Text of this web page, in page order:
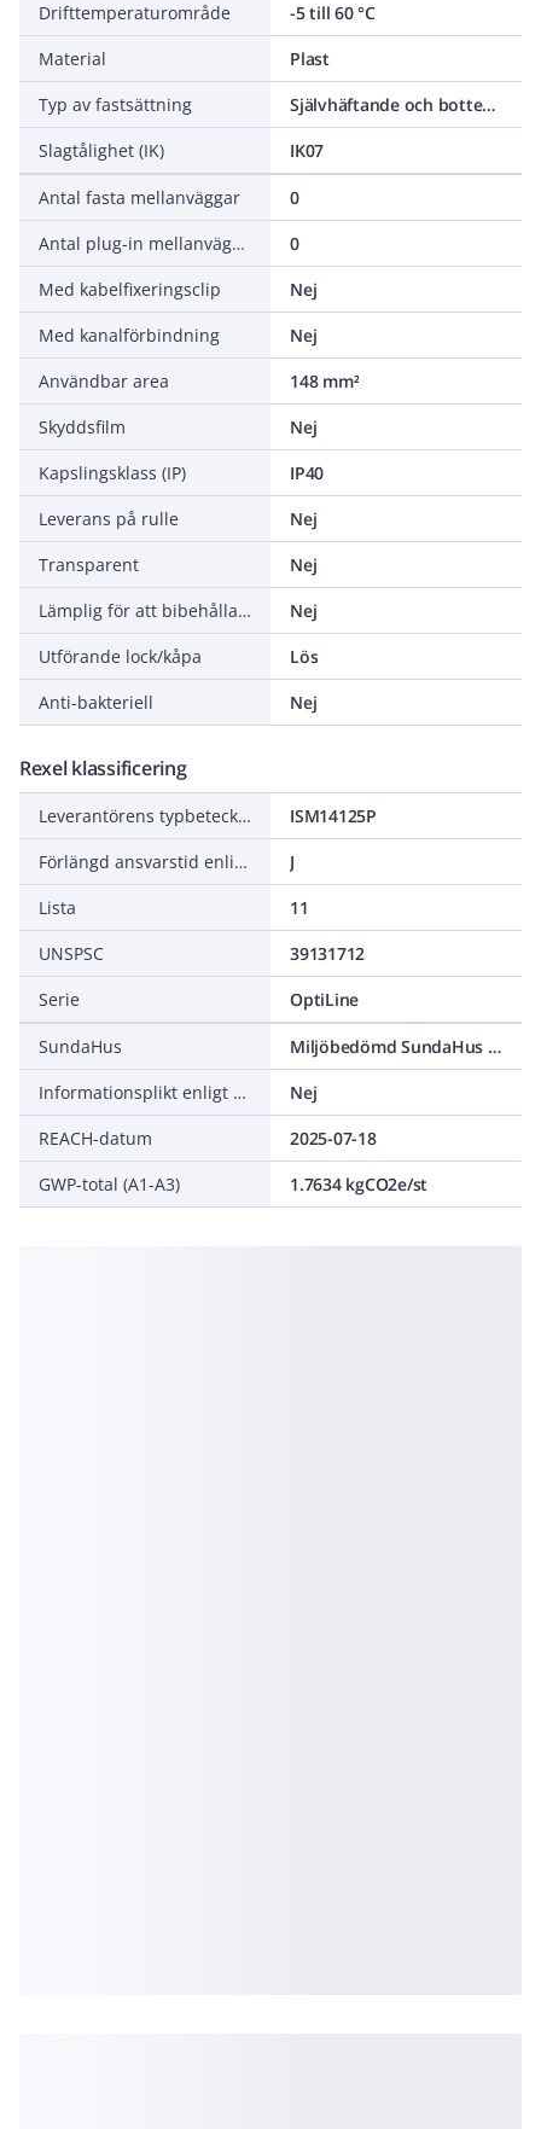
Drifttemperaturområde
-5 till 60 °C
Material
Plast
Typ av fastsättning
Självhäftande och bottenperforering
Slagtålighet (IK)
IK07
Antal fasta mellanväggar
0
Antal plug-in mellanväggar
0
Med kabelfixeringsclip
Nej
Med kanalförbindning
Nej
Användbar area
148 mm²
Skyddsfilm
Nej
Kapslingsklass (IP)
IP40
Leverans på rulle
Nej
Transparent
Nej
Lämplig för att bibehålla elektrisk funktionalitet (Circuit integrity) vid brand
Nej
Utförande lock/kåpa
Lös
Anti-bakteriell
Nej
Rexel klassificering
Leverantörens typbeteckning
ISM14125P
Förlängd ansvarstid enligt ALEM-09
J
Lista
11
UNSPSC
39131712
Serie
OptiLine
SundaHus
Miljöbedömd SundaHus C+
Informationsplikt enligt REACH
Nej
REACH-datum
2025-07-18
GWP-total (A1-A3)
1.7634 kgCO2e/st